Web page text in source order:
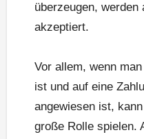
überzeugen, werden
akzeptiert.
Vor allem, wenn
ist und auf eine
angewiesen ist,
große Rolle spielen.